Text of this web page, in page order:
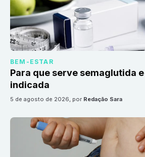
BEM-ESTAR
Para que serve semaglutida
indicada
5 de agosto de 2026, por Redação Sara